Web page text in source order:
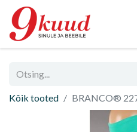
Kõik tooted BRANCO®